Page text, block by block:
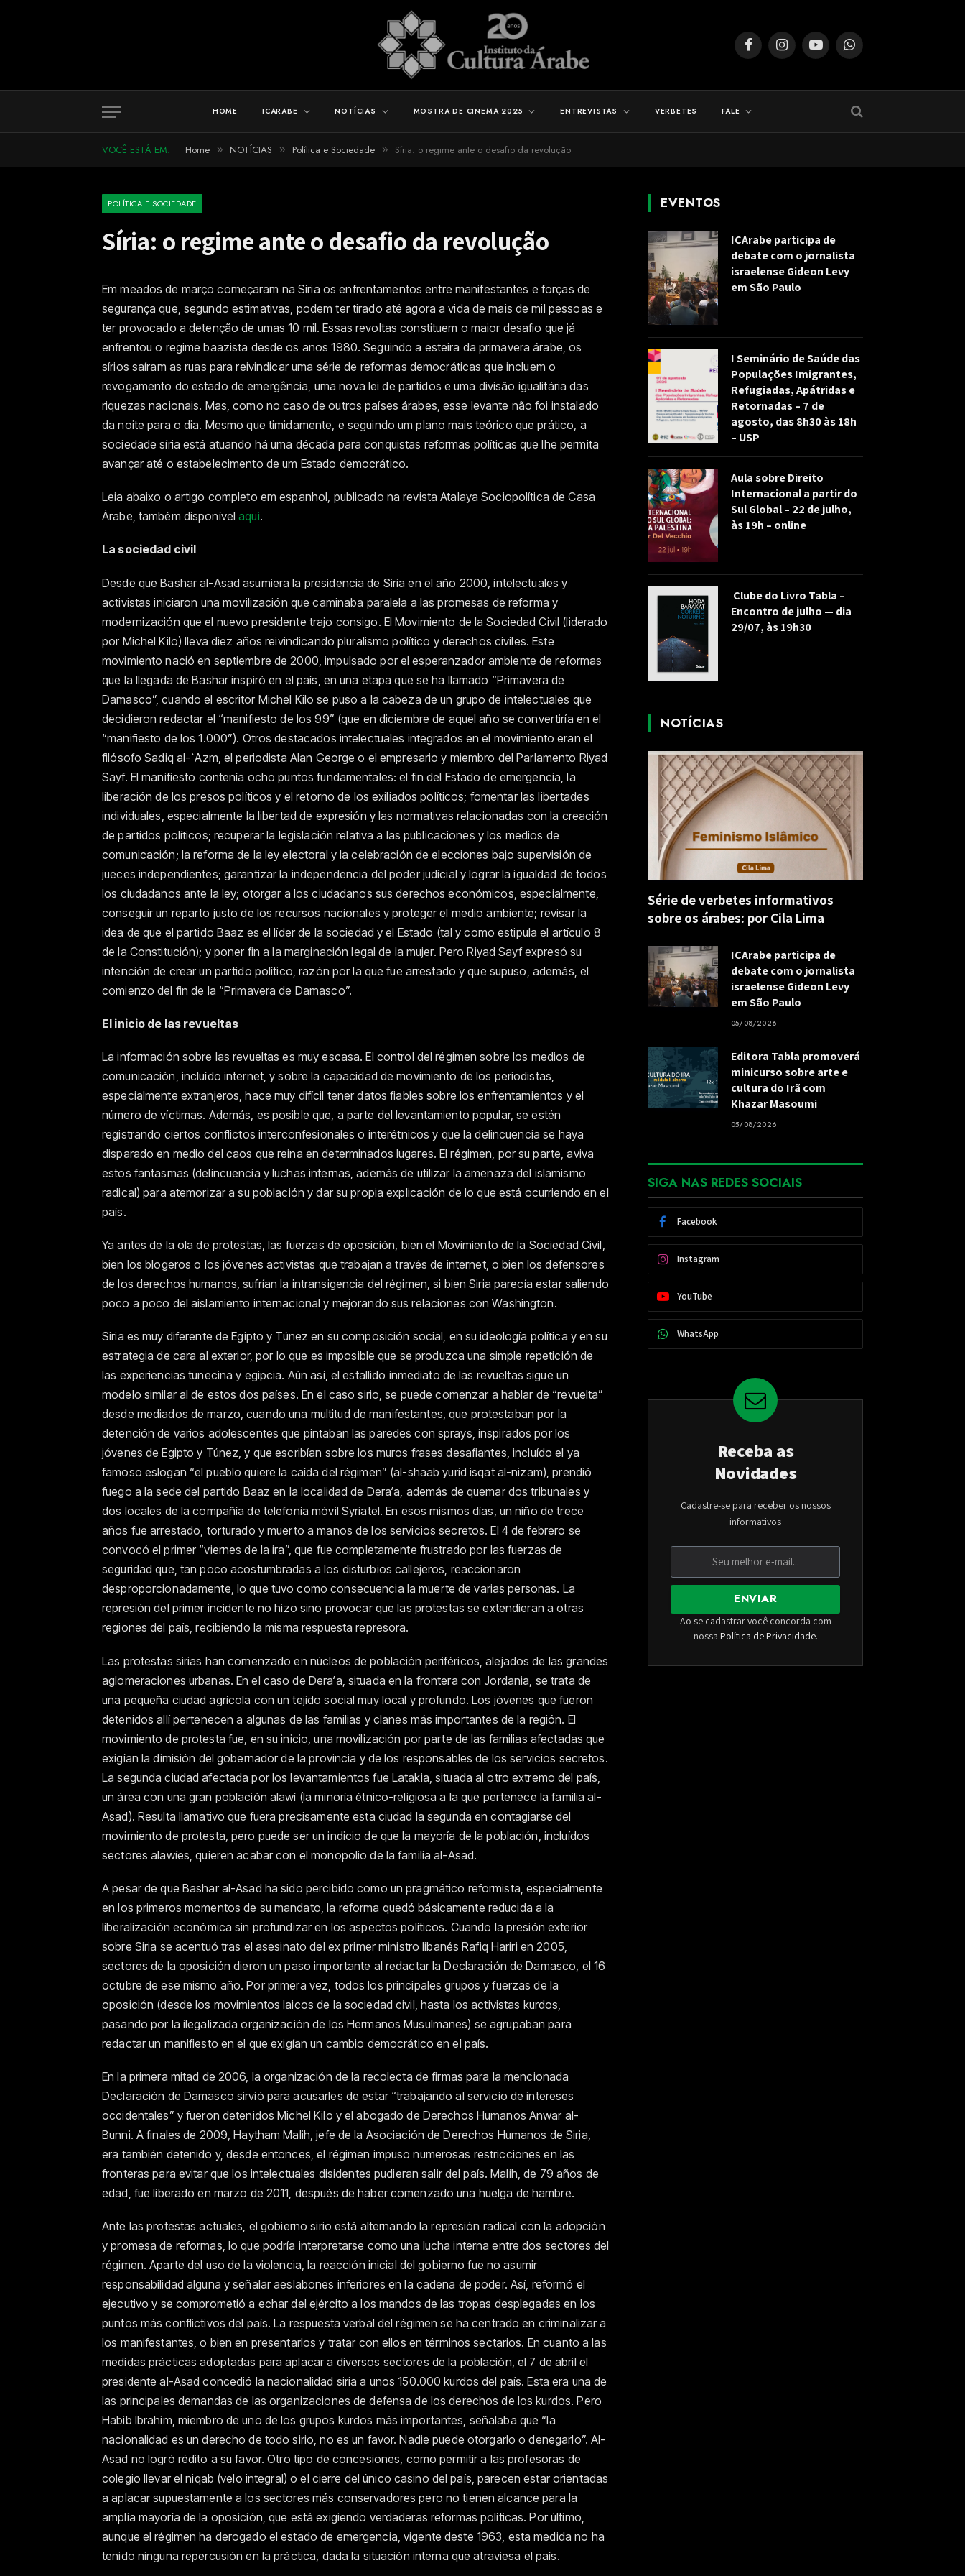
FacebookInstagramYouTubeWhatsApp
HOME ICARABE NOTÍCIAS MOSTRA DE CINEMA 2025 ENTREVISTAS VERBETES FALE
VOCÊ ESTÁ EM: Home » NOTÍCIAS » Política e Sociedade » Síria: o regime ante o desafio da revolução
POLÍTICA E SOCIEDADE
Síria: o regime ante o desafio da revolução
Em meados de março começaram na Síria os enfrentamentos entre manifestantes e forças de
segurança que, segundo estimativas, podem ter tirado até agora a vida de mais de mil pessoas e
ter provocado a detenção de umas 10 mil. Essas revoltas constituem o maior desafio que já
enfrentou o regime baazista desde os anos 1980. Seguindo a esteira da primavera árabe, os
sírios saíram as ruas para reivindicar uma série de reformas democráticas que incluem o
revogamento do estado de emergência, uma nova lei de partidos e uma divisão igualitária das
riquezas nacionais. Mas, como no caso de outros países árabes, esse levante não foi instalado
da noite para o dia. Mesmo que timidamente, e seguindo um plano mais teórico que prático, a
sociedade síria está atuando há uma década para conquistas reformas políticas que lhe permita
avançar até o estabelecimento de um Estado democrático.
Leia abaixo o artigo completo em espanhol, publicado na revista Atalaya Sociopolítica de Casa
Árabe, também disponívelaqui.
La sociedad civil
Desde que Bashar al-Asad asumiera la presidencia de Siria en el año 2000, intelectuales y
activistas iniciaron una movilización que caminaba paralela a las promesas de reforma y
modernización que el nuevo presidente trajo consigo. El Movimiento de la Sociedad Civil (liderado
por Michel Kilo) lleva diez años reivindicando pluralismo político y derechos civiles. Este
movimiento nació en septiembre de 2000, impulsado por el esperanzador ambiente de reformas
que la llegada de Bashar inspiró en el país, en una etapa que se ha llamado “Primavera de
Damasco”, cuando el escritor Michel Kilo se puso a la cabeza de un grupo de intelectuales que
decidieron redactar el “manifiesto de los 99” (que en diciembre de aquel año se convertiría en el
“manifiesto de los 1.000”). Otros destacados intelectuales integrados en el movimiento eran el
filósofo Sadiq al-`Azm, el periodista Alan George o el empresario y miembro del Parlamento Riyad
Sayf. El manifiesto contenía ocho puntos fundamentales: el fin del Estado de emergencia, la
liberación de los presos políticos y el retorno de los exiliados políticos; fomentar las libertades
individuales, especialmente la libertad de expresión y las normativas relacionadas con la creación
de partidos políticos; recuperar la legislación relativa a las publicaciones y los medios de
comunicación; la reforma de la ley electoral y la celebración de elecciones bajo supervisión de
jueces independientes; garantizar la independencia del poder judicial y lograr la igualdad de todos
los ciudadanos ante la ley; otorgar a los ciudadanos sus derechos económicos, especialmente,
conseguir un reparto justo de los recursos nacionales y proteger el medio ambiente; revisar la
idea de que el partido Baaz es el líder de la sociedad y el Estado (tal y como estipula el artículo 8
de la Constitución); y poner fin a la marginación legal de la mujer. Pero Riyad Sayf expresó su
intención de crear un partido político, razón por la que fue arrestado y que supuso, además, el
comienzo del fin de la “Primavera de Damasco”.
El inicio de las revueltas
La información sobre las revueltas es muy escasa. El control del régimen sobre los medios de
comunicación, incluído internet, y sobre la capacidad de movimiento de los periodistas,
especialmente extranjeros, hace muy difícil tener datos fiables sobre los enfrentamientos y el
número de víctimas. Además, es posible que, a parte del levantamiento popular, se estén
registrando ciertos conflictos interconfesionales o interétnicos y que la delincuencia se haya
disparado en medio del caos que reina en determinados lugares. El régimen, por su parte, aviva
estos fantasmas (delincuencia y luchas internas, además de utilizar la amenaza del islamismo
radical) para atemorizar a su población y dar su propia explicación de lo que está ocurriendo en el
país.
Ya antes de la ola de protestas, las fuerzas de oposición, bien el Movimiento de la Sociedad Civil,
bien los blogeros o los jóvenes activistas que trabajan a través de internet, o bien los defensores
de los derechos humanos, sufrían la intransigencia del régimen, si bien Siria parecía estar saliendo
poco a poco del aislamiento internacional y mejorando sus relaciones con Washington.
Siria es muy diferente de Egipto y Túnez en su composición social, en su ideología política y en su
estrategia de cara al exterior, por lo que es imposible que se produzca una simple repetición de
las experiencias tunecina y egipcia. Aún así, el estallido inmediato de las revueltas sigue un
modelo similar al de estos dos países. En el caso sirio, se puede comenzar a hablar de “revuelta”
desde mediados de marzo, cuando una multitud de manifestantes, que protestaban por la
detención de varios adolescentes que pintaban las paredes con sprays, inspirados por los
jóvenes de Egipto y Túnez, y que escribían sobre los muros frases desafiantes, incluído el ya
famoso eslogan “el pueblo quiere la caída del régimen” (al-shaab yurid isqat al-nizam), prendió
fuego a la sede del partido Baaz en la localidad de Dera‘a, además de quemar dos tribunales y
dos locales de la compañía de telefonía móvil Syriatel. En esos mismos días, un niño de trece
años fue arrestado, torturado y muerto a manos de los servicios secretos. El 4 de febrero se
convocó el primer “viernes de la ira”, que fue completamente frustrado por las fuerzas de
seguridad que, tan poco acostumbradas a los disturbios callejeros, reaccionaron
desproporcionadamente, lo que tuvo como consecuencia la muerte de varias personas. La
represión del primer incidente no hizo sino provocar que las protestas se extendieran a otras
regiones del país, recibiendo la misma respuesta represora.
Las protestas sirias han comenzado en núcleos de población periféricos, alejados de las grandes
aglomeraciones urbanas. En el caso de Dera‘a, situada en la frontera con Jordania, se trata de
una pequeña ciudad agrícola con un tejido social muy local y profundo. Los jóvenes que fueron
detenidos allí pertenecen a algunas de las familias y clanes más importantes de la región. El
movimiento de protesta fue, en su inicio, una movilización por parte de las familias afectadas que
exigían la dimisión del gobernador de la provincia y de los responsables de los servicios secretos.
La segunda ciudad afectada por los levantamientos fue Latakia, situada al otro extremo del país,
un área con una gran población alawí (la minoría étnico-religiosa a la que pertenece la familia al-
Asad). Resulta llamativo que fuera precisamente esta ciudad la segunda en contagiarse del
movimiento de protesta, pero puede ser un indicio de que la mayoría de la población, incluídos
sectores alawíes, quieren acabar con el monopolio de la familia al-Asad.
A pesar de que Bashar al-Asad ha sido percibido como un pragmático reformista, especialmente
en los primeros momentos de su mandato, la reforma quedó básicamente reducida a la
liberalización económica sin profundizar en los aspectos políticos. Cuando la presión exterior
sobre Siria se acentuó tras el asesinato del ex primer ministro libanés Rafiq Hariri en 2005,
sectores de la oposición dieron un paso importante al redactar la Declaración de Damasco, el 16
octubre de ese mismo año. Por primera vez, todos los principales grupos y fuerzas de la
oposición (desde los movimientos laicos de la sociedad civil, hasta los activistas kurdos,
pasando por la ilegalizada organización de los Hermanos Musulmanes) se agrupaban para
redactar un manifiesto en el que exigían un cambio democrático en el país.
En la primera mitad de 2006, la organización de la recolecta de firmas para la mencionada
Declaración de Damasco sirvió para acusarles de estar “trabajando al servicio de intereses
occidentales” y fueron detenidos Michel Kilo y el abogado de Derechos Humanos Anwar al-
Bunni. A finales de 2009, Haytham Malih, jefe de la Asociación de Derechos Humanos de Siria,
era también detenido y, desde entonces, el régimen impuso numerosas restricciones en las
fronteras para evitar que los intelectuales disidentes pudieran salir del país. Malih, de 79 años de
edad, fue liberado en marzo de 2011, después de haber comenzado una huelga de hambre.
Ante las protestas actuales, el gobierno sirio está alternando la represión radical con la adopción
y promesa de reformas, lo que podría interpretarse como una lucha interna entre dos sectores del
régimen. Aparte del uso de la violencia, la reacción inicial del gobierno fue no asumir
responsabilidad alguna y señalar aeslabones inferiores en la cadena de poder. Así, reformó el
ejecutivo y se comprometió a echar del ejército a los mandos de las tropas desplegadas en los
puntos más conflictivos del país. La respuesta verbal del régimen se ha centrado en criminalizar a
los manifestantes, o bien en presentarlos y tratar con ellos en términos sectarios. En cuanto a las
medidas prácticas adoptadas para aplacar a diversos sectores de la población, el 7 de abril el
presidente al-Asad concedió la nacionalidad siria a unos 150.000 kurdos del país. Esta era una de
las principales demandas de las organizaciones de defensa de los derechos de los kurdos. Pero
Habib Ibrahim, miembro de uno de los grupos kurdos más importantes, señalaba que “la
nacionalidad es un derecho de todo sirio, no es un favor. Nadie puede otorgarlo o denegarlo”. Al-
Asad no logró rédito a su favor. Otro tipo de concesiones, como permitir a las profesoras de
colegio llevar el niqab (velo integral) o el cierre del único casino del país, parecen estar orientadas
a aplacar supuestamente a los sectores más conservadores pero no tienen alcance para la
amplia mayoría de la oposición, que está exigiendo verdaderas reformas políticas. Por último,
aunque el régimen ha derogado el estado de emergencia, vigente deste 1963, esta medida no ha
tenido ninguna repercusión en la práctica, dada la situación interna que atraviesa el país.
EVENTOS
ICArabe participa de
debate com o jornalista
israelense Gideon Levy
em São Paulo
I Seminário de Saúde das
Populações Imigrantes,
Refugiadas, Apátridas e
Retornadas – 7 de
agosto, das 8h30 às 18h
– USP
Aula sobre Direito
Internacional a partir do
Sul Global – 22 de julho,
às 19h – online
Clube do Livro Tabla –
Encontro de julho — dia
29/07, às 19h30
NOTÍCIAS
Série de verbetes informativos
sobre os árabes: por Cila Lima
ICArabe participa de
debate com o jornalista
israelense Gideon Levy
em São Paulo
05/08/2026
Editora Tabla promoverá
minicurso sobre arte e
cultura do Irã com
Khazar Masoumi
05/08/2026
SIGA NAS REDES SOCIAIS
Facebook
Instagram
YouTube
WhatsApp
Receba as
Novidades
Cadastre-se para receber os nossos
informativos
ENVIAR
Ao se cadastrar você concorda com
nossa Política de Privacidade.